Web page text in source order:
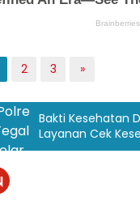
2 3 »
Bakti Kesehatan
Layanan Cek